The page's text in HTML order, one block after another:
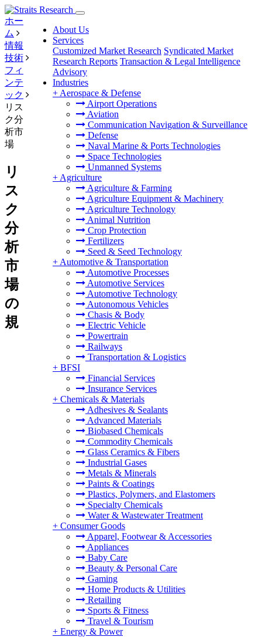
About Us
Services
Customized Market Research Syndicated Market
Research Reports Transaction & Legal Intelligence
Advisory
Industries
+ Aerospace & Defense
Airport Operations
Aviation
Communication Navigation & Surveillance
Defense
Naval Marine & Ports Technologies
Space Technologies
Unmanned Systems
+ Agriculture
Agriculture & Farming
Agriculture Equipment & Machinery
Agriculture Technology
Animal Nutrition
Crop Protection
Fertilizers
Seed & Seed Technology
+ Automotive & Transportation
Automotive Processes
Automotive Services
Automotive Technology
Autonomous Vehicles
Chasis & Body
Electric Vehicle
Powertrain
Railways
Transportation & Logistics
+ BFSI
Financial Services
Insurance Services
+ Chemicals & Materials
Adhesives & Sealants
Advanced Materials
Biobased Chemicals
Commodity Chemicals
Glass Ceramics & Fibers
Industrial Gases
Metals & Minerals
Paints & Coatings
Plastics, Polymers, and Elastomers
Specialty Chemicals
Water & Wastewater Treatment
+ Consumer Goods
Apparel, Footwear & Accessories
Appliances
Baby Care
Beauty & Personal Care
Gaming
Home Products & Utilities
Retailing
Sports & Fitness
Travel & Tourism
+ Energy & Power
ホー
ム
情報
技術
フィ
ンテ
ック
リス
ク分
析市
場
リ
ス
ク
分
析
市
場
の
規